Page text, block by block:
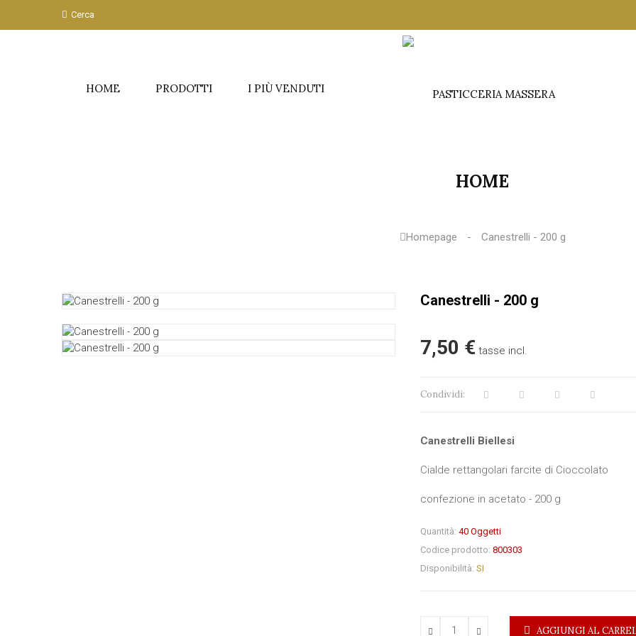
Cerca
HOME PRODOTTI I PIÙ VENDUTI
HOME
Homepage Canestrelli - 200 g
Canestrelli - 200 g
7,50 € tasse incl.
Condividi:
Canestrelli Biellesi
Cialde rettangolari farcite di Cioccolato
confezione in acetato - 200 g
Quantità: 40 Oggetti
Codice prodotto: 800303
Disponibilità: SI
AGGIUNGI AL